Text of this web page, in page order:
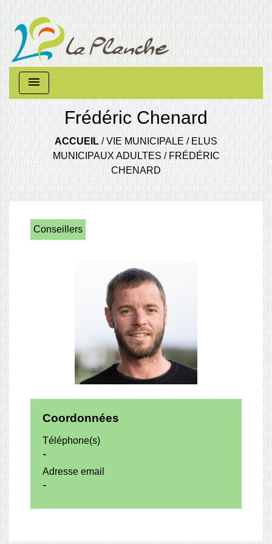
menu
Frédéric Chenard
ACCUEIL/VIE MUNICIPALE /ELUS
MUNICIPAUX ADULTES/FRÉDÉRIC
CHENARD
Conseillers
Coordonnées
Téléphone(s)
-
Adresse email
-